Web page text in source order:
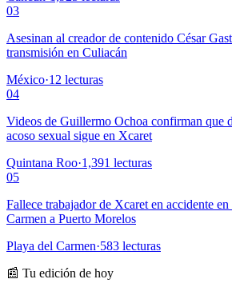
03
Asesinan al creador de contenido César
transmisión en Culiacán
México·12 lecturas
04
Videos de Guillermo Ochoa confirman que
acoso sexual sigue en Xcaret
Quintana Roo·1,391 lecturas
05
Fallece trabajador de Xcaret en accidente
Carmen a Puerto Morelos
Playa del Carmen·583 lecturas
📰 Tu edición de hoy